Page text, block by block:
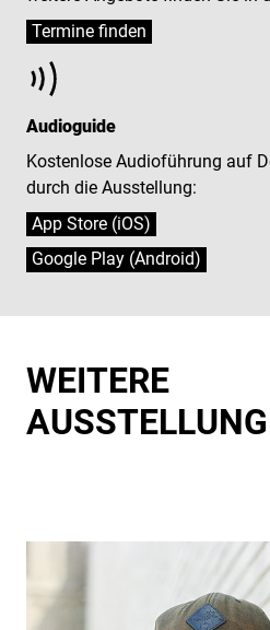
Audioguide
Kostenlose Audioführung auf
durch die Ausstellung:
App Store (iOS)
Google Play (Android)
WEITERE